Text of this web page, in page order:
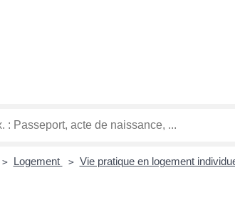
> Logement > Vie pratique en logement